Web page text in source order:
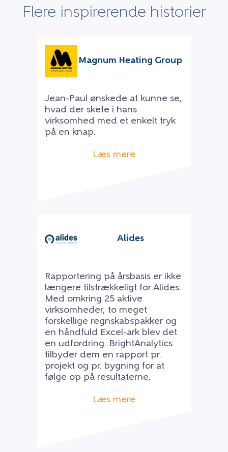
Flere inspirerende historier
Magnum Heating Group
Jean-Paul ønskede at kunne se,
hvad der skete i hans
virksomhed med et enkelt tryk
på en knap.
Læs mere
Alides
Rapportering på årsbasis er ikke
længere tilstrækkeligt for Alides.
Med omkring 25 aktive
virksomheder, to meget
forskellige regnskabspakker og
en håndfuld Excel-ark blev det
en udfordring. BrightAnalytics
tilbyder dem en rapport pr.
projekt og pr. bygning for at
følge op på resultaterne.
Læs mere